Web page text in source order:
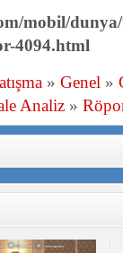
mobil/
4094.html
» Genel »
Analiz »